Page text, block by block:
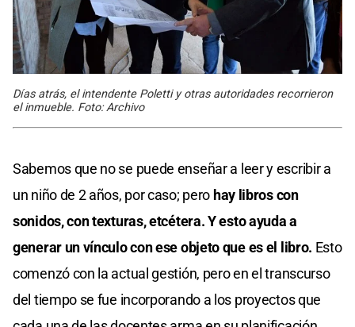
Días atrás, el intendente Poletti y otras autoridades recorrieron
el inmueble. Foto: Archivo
Sabemos que no se puede enseñar a leer y escribir a
un niño de 2 años, por caso; pero hay libros con
sonidos, con texturas, etcétera. Y esto ayuda a
generar un vínculo con ese objeto que es el libro. Esto
comenzó con la actual gestión, pero en el transcurso
del tiempo se fue incorporando a los proyectos que